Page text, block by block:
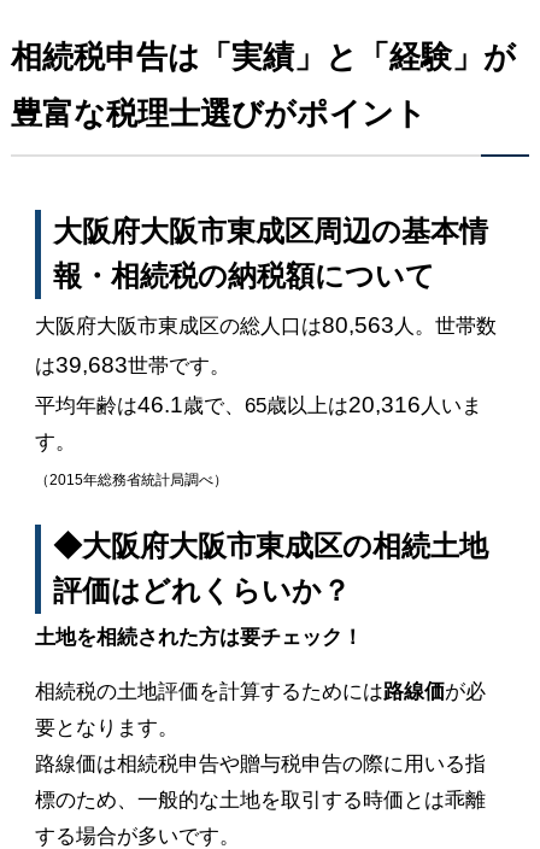
相続税申告は「実績」と「経験」が
豊富な税理士選びがポイント
大阪府大阪市東成区周辺の基本情
報・相続税の納税額について
大阪府大阪市東成区の総人口は80,563 人。世帯数
は39,683世帯です。
平均年齢は46.1歳で、65歳以上は20,316 人いま
す。
（2015年総務省統計局調べ）
◆大阪府大阪市東成区の相続土地
評価はどれくらいか？
土地を相続された方は要チェック！
相続税の土地評価を計算するためには路線価が必
要となります。
路線価は相続税申告や贈与税申告の際に用いる指
標のため、一般的な土地を取引する時価とは乖離
する場合が多いです。